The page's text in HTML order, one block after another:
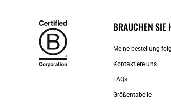
BRAUCHEN SIE
Meine bestellung
Kontaktiere uns​
FAQs
Größentabelle